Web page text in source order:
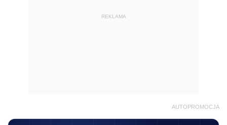
REKLAMA
AUTOPROMOCJA